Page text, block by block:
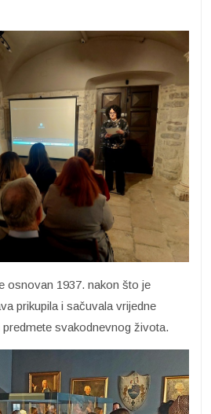
osnovan 1937. nakon što je
prikupila i sačuvala vrijedne
svakodnevnog života.